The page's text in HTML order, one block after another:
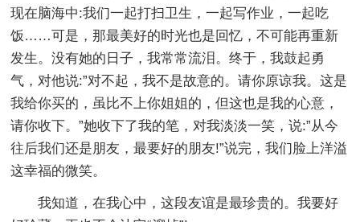
现在脑海中:我们一起打扫卫生，一起写作业，一起吃
饭……可是，那最美好的时光也是回忆，不可能再重新
发生。没有她的日子，我常常流泪。终于，我鼓起勇
气，对他说:”对不起，我不是故意的。请你原谅我。这是
我给你买的，虽比不上你姐姐的，但这也是我的心意，
请你收下。”她收下了我的笔，对我淡淡一笑，说:”从今
往后我们还是朋友，最要好的朋友!”说完，我们脸上洋溢
这幸福的微笑。
我知道，在我心中，这段友谊是最珍贵的。我要好